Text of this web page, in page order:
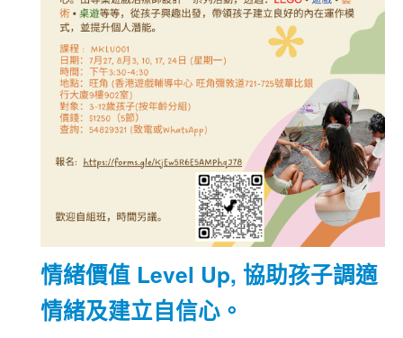
情緒價值 Level Up, 協助孩子調適
情緒及建立自信心。